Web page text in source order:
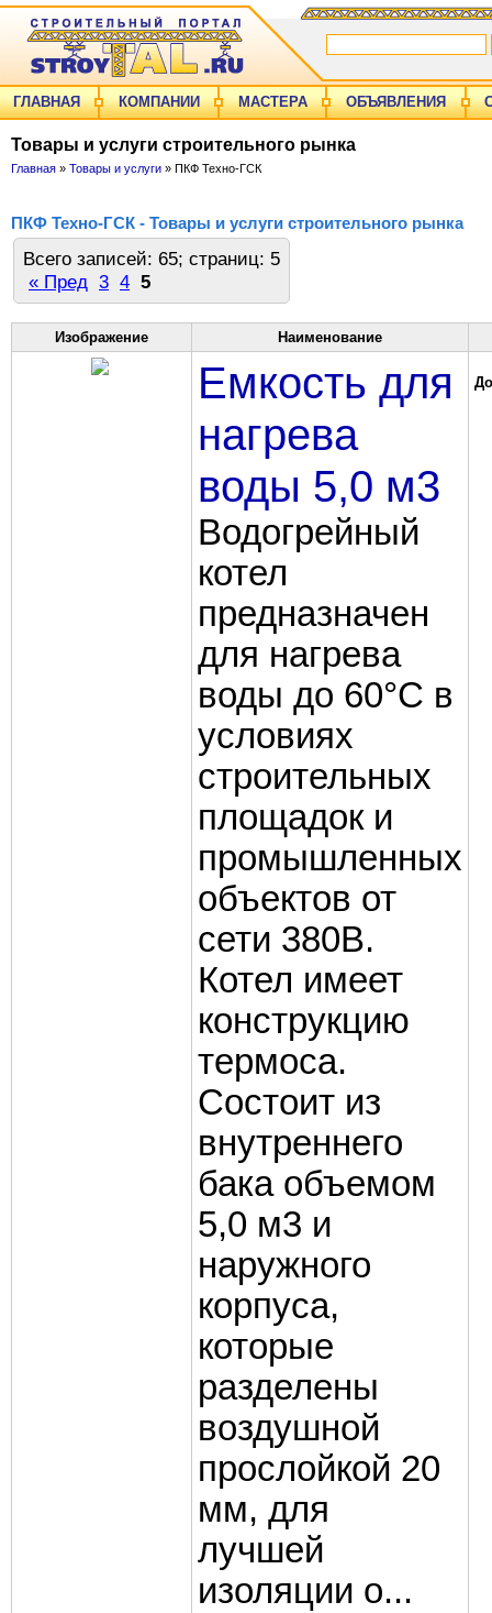
ГЛАВНАЯ КОМПАНИИ МАСТЕРА ОБЪЯВЛЕНИЯ
Товары и услуги строительного рынка
Главная » Товары и услуги » ПКФ Техно-ГСК
ПКФ Техно-ГСК - Товары и услуги строительного рынка
Всего записей: 65; страниц: 5
« Пред 3 4 5
Изображение Наименование
Емкость для
нагрева
воды 5,0 м3
Водогрейный
котел
предназначен
для нагрева
воды до 60°C в
условиях
строительных
площадок и
промышленных
объектов от
сети 380В.
Котел имеет
конструкцию
термоса.
Состоит из
внутреннего
бака объемом
5,0 м3 и
наружного
корпуса,
которые
разделены
воздушной
прослойкой 20
мм, для
лучшей
изоляции о...